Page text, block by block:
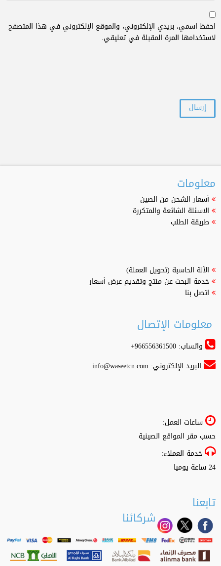
احفظ اسمي، بريدي الإلكتروني، والموقع الإلكتروني في هذا المتصفح
لاستخدامها المرة المقبلة في تعليقي.
معلومات
أسعار الشحن من الصين
الاسئلة الشائعة والمتكررة
طريقة الطلب
الآلة الحاسبة (تحويل العملة)
خدمة البحث عن منتج وتقديم عرض أسعار
اتصل بنا
معلومات الإتصال
واتساب: 966556361500+
البريد الإلكتروني:info@waseetcn.com
ساعات العمل:
حسب مقر المواقع الصينية
خدمة العملاء:
24 ساعة يوميا
تابعنا
شركائنا